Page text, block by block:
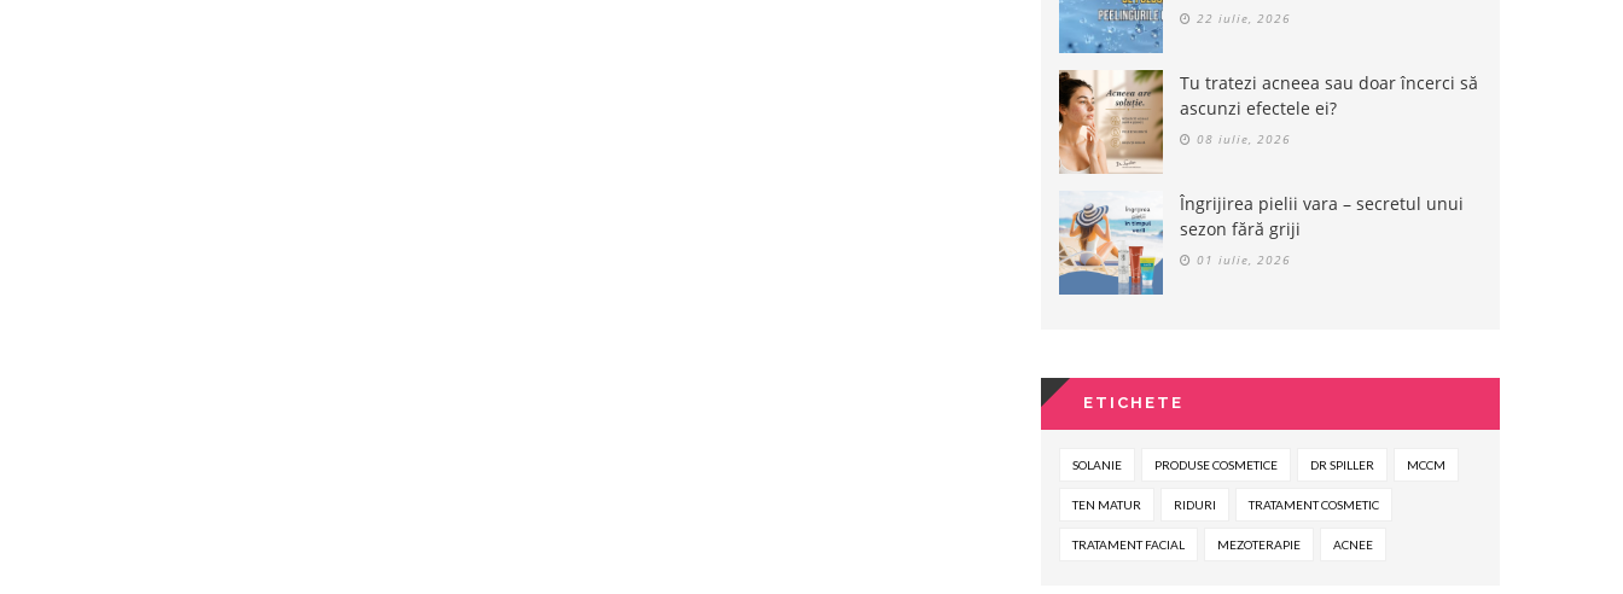
22 iulie, 2026
Tu tratezi acneea sau doar încerci să
ascunzi efectele ei?
08 iulie, 2026
Îngrijirea pielii vara – secretul unui
sezon fără griji
01 iulie, 2026
ETICHETE
SOLANIE PRODUSE COSMETICE DR SPILLER MCCM
TEN MATUR RIDURI TRATAMENT COSMETIC
TRATAMENT FACIAL MEZOTERAPIE ACNEE